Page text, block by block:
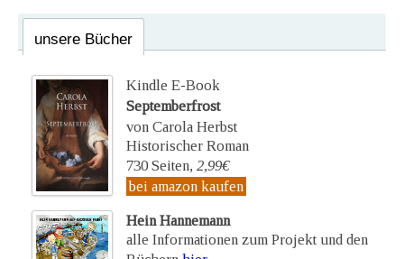
unsere Bücher
Kindle E-Book
Septemberfrost
von Carola Herbst
Historischer Roman
730 Seiten, 2,99€
bei amazon kaufen
Hein Hannemann
alle Informationen zum Projekt und den